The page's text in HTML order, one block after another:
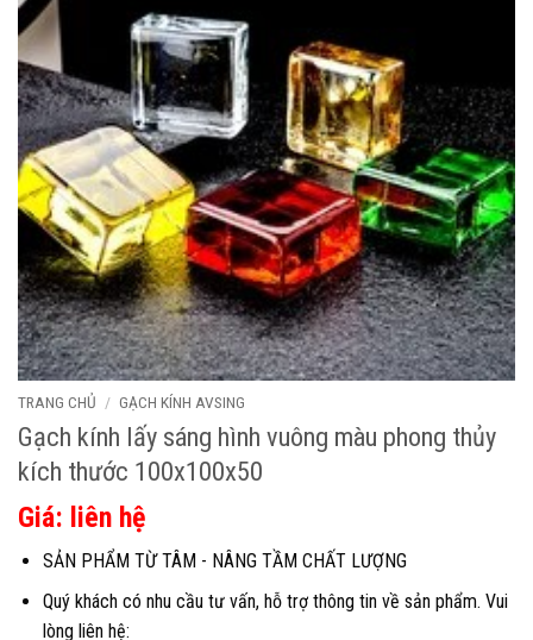
TRANG CHỦ / GẠCH KÍNH AVSING
Gạch kính lấy sáng hình vuông màu phong thủy
kích thước 100x100x50
Giá: liên hệ
SẢN PHẨM TỪ TÂM - NÂNG TẦM CHẤT LƯỢNG
Quý khách có nhu cầu tư vấn, hỗ trợ thông tin về sản phẩm. Vui
lòng liên hệ: